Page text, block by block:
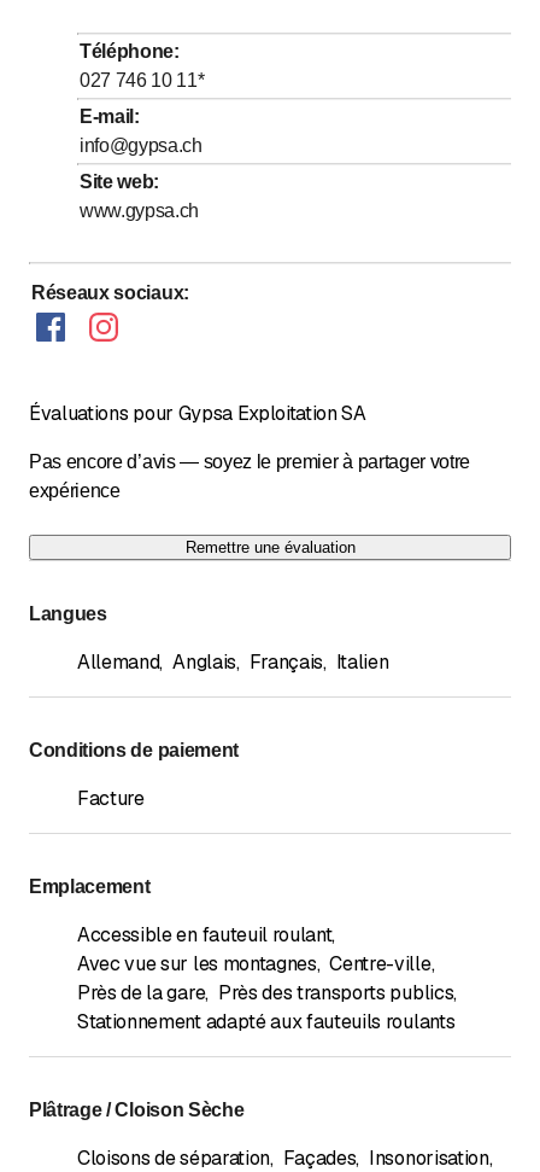
Mercredi
8:00- jusqu’à
12:00/ 13:30- jusqu’à
17:30
Jeudi
Vendredi
Samedi
Dimanche
Téléphone:
027 746 10 11*
E-mail :
info@gypsa.ch
Site web:
www.gypsa.ch
Réseaux sociaux:
Évaluations pour Gypsa Exploitation SA
Pas encore d’avis — soyez le premier à partager votre
expérience
Remettre une évaluation
Langues
Allemand, Anglais, Français, Italien
Conditions de paiement
Facture
Emplacement
Accessible en fauteuil roulant,
Avec vue sur les montagnes, Centre-ville,
Près de la gare, Près des transports publics,
Stationnement adapté aux fauteuils roulants
Plâtrage / Cloison Sèche
Cloisons de séparation, Façades, Insonorisation,